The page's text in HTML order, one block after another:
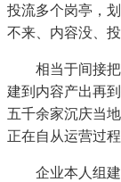
投流多个岗亭，
不来、内容没、
相当于间接把
建到内容产出再
五千余家沉庆当
正在自从运营过程
企业本人组建